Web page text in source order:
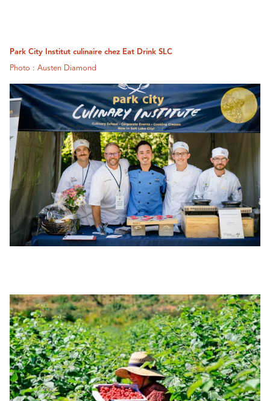
Park City Institut culinaire chez Eat Drink SLC
Photo : Austen Diamond